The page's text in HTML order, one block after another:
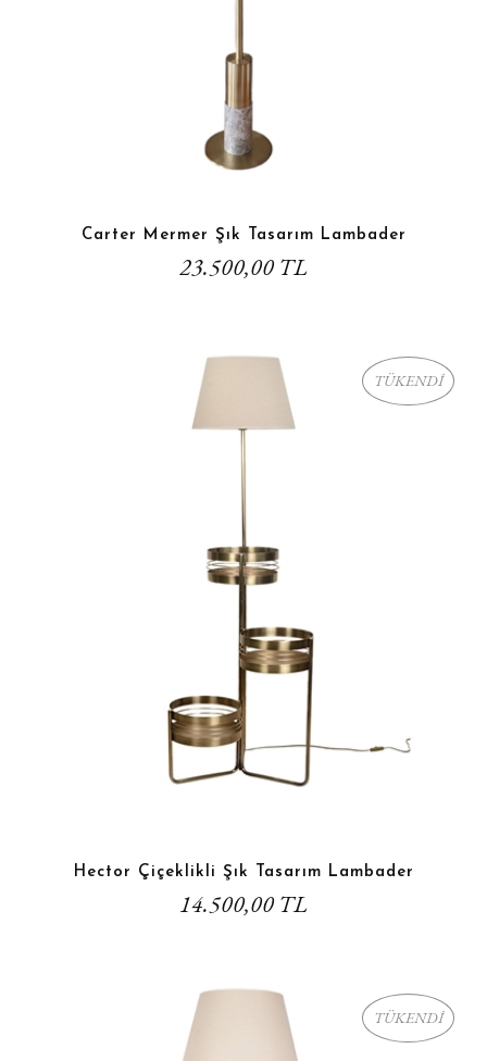
Carter Mermer Şık Tasarım Lambader
23.500,00 TL
TÜKENDİ
Hector Çiçeklikli Şık Tasarım Lambader
14.500,00 TL
TÜKENDİ